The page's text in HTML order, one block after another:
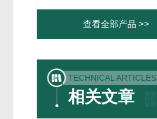
查看全部产品 >>
TECHNICAL ARTICLES
相关文章